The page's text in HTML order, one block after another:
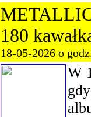
180
18-05-2026 o
W